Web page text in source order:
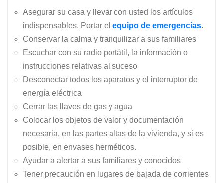
Asegurar su casa y llevar con usted los artículos
indispensables. Portar el equipo de emergencias.
Conservar la calma y tranquilizar a sus familiares
Escuchar con su radio portátil, la información o
instrucciones relativas al suceso
Desconectar todos los aparatos y el interruptor de
energía eléctrica
Cerrar las llaves de gas y agua
Colocar los objetos de valor y documentación
necesaria, en las partes altas de la vivienda, y si es
posible, en envases herméticos.
Ayudar a alertar a sus familiares y conocidos
Tener precaución en lugares de bajada de corrientes